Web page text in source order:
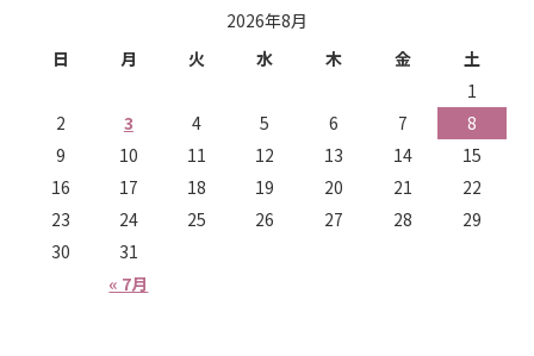
2026年8月
日
月 火 水 木 金 土
« 7月
1
2
3 4 5 6 7
8
9
10 11 12 13 14
15
16
17 18 19 20 21
22
23
24 25 26 27 28
29
30
31